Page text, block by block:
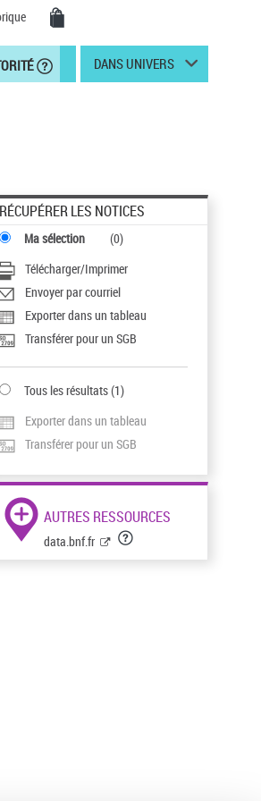
DANS UNIVERS
RÉCUPÉRER LES NOTICES
Ma sélection (0)
Télécharger/Imprimer
Envoyer par courriel
Exporter dans un tableau
Transférer pour un SGB
Tous les résultats(1)
Exporter dans un tableau
Transférer pour un SGB
AUTRES RESSOURCES
data.bnf.fr